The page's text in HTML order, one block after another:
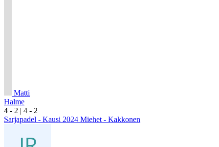
Matti
Halme
4 - 2 | 4 - 2
Sarjapadel - Kausi 2024 Miehet - Kakkonen